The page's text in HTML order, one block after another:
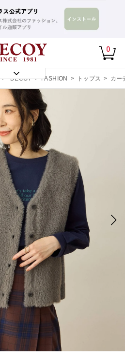
0
> DECOY > FASHION > トップス > カー